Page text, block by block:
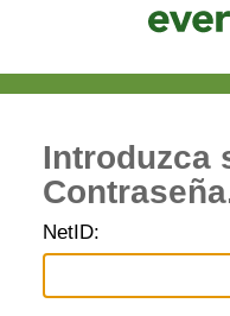
Introduzca
NetID: